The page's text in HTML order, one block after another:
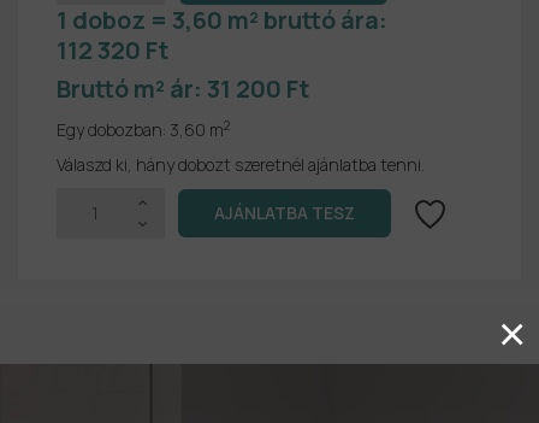
1 doboz = 3,60 m² bruttó ára:
112 320 Ft
Bruttó m² ár: 31 200 Ft
Egy dobozban: 3,60 m2
Válaszd ki, hány dobozt szeretnél ajánlatba tenni.
×